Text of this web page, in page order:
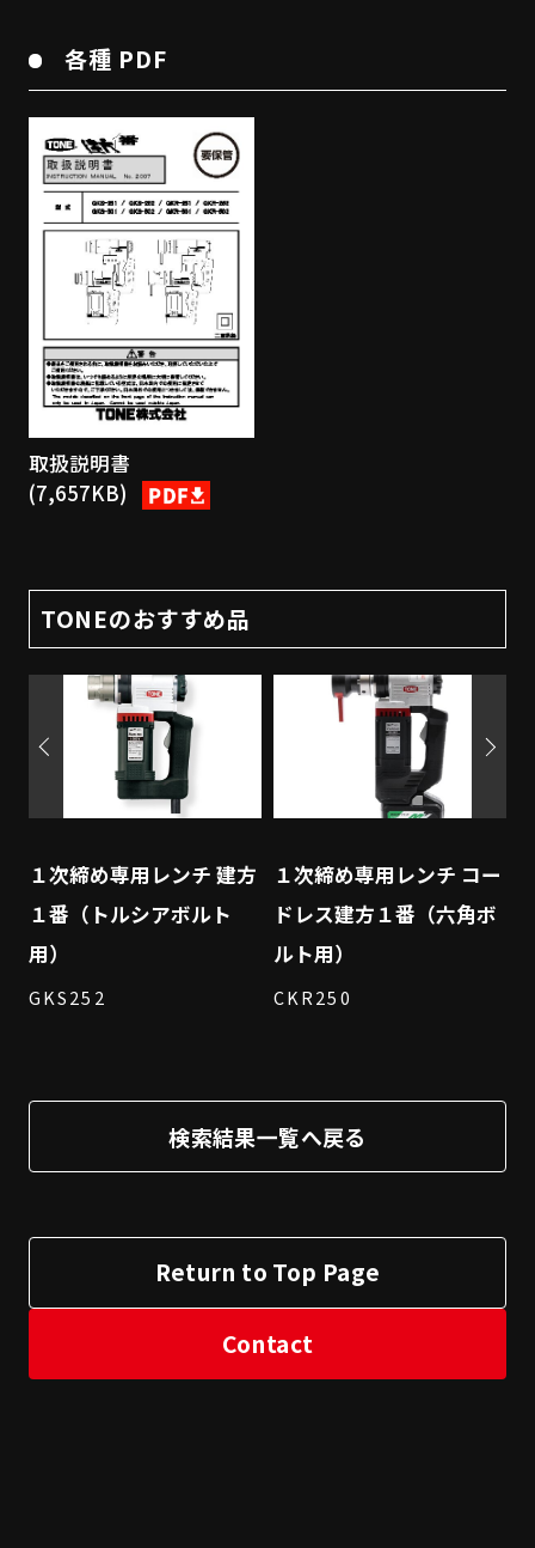
各種 PDF
取扱説明書
(7,657KB)
TONEのおすすめ品
１次締め専用レンチ 建方
１番（トルシアボルト
用）
GKS252
１次締め専用レンチ コー
ドレス建方１番（六角ボ
ルト用）
CKR250
検索結果一覧へ戻る
Return to Top Page
Contact